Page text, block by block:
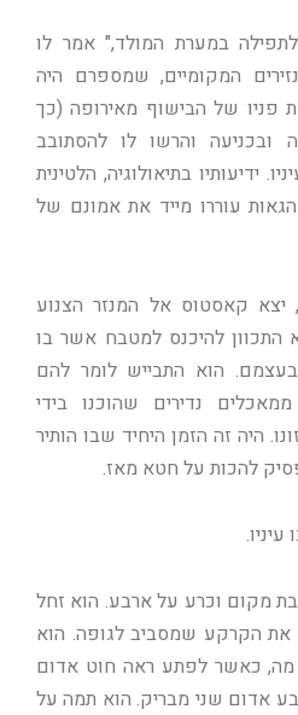
במערת המולד," אמר לו
המקומיים, שמספרם היה
פניו של הבישוף מאירופה (כך
ובכניעה והרשו לו להסתובב
ידיעותיו בתיאולוגיה, הלטינית
עוררו מייד את אמונם של
יצא קאסטוס אל המנזר הצנוע
התכוון להיכנס למטבח אשר בו
בעצמם. הוא התבייש לומר להם
נדירים שהוכנו בידי
היה זה הזמן היחיד שבו הותיר
להכות על חטא מאז.
מקום וכרע על ארבע. הוא זחל
את הקרקע שמסביב לגופה. הוא
כאשר לפתע ראה חוט אדום
אדום שני מבריק. הוא תמה על